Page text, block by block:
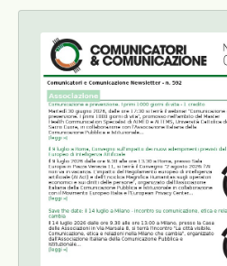
collaborazione con il
e l'European Privacy